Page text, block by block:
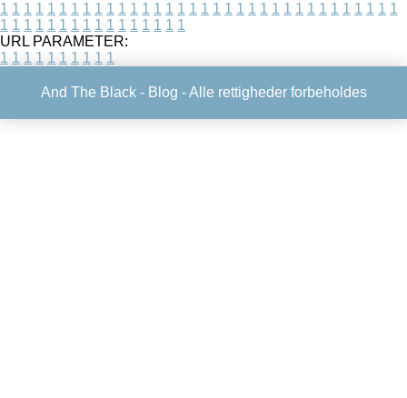
1 1 1 1 1 1 1 1 1 1 1 1 1 1 1 1 1 1 1 1 1 1 1 1 1 1 1 1 1 1 1 1 1 1
1 1 1 1 1 1 1 1 1 1 1 1 1 1 1 1
URL PARAMETER:
1 1 1 1 1 1 1 1 1 1
And The Black - Blog - Alle rettigheder forbeholdes